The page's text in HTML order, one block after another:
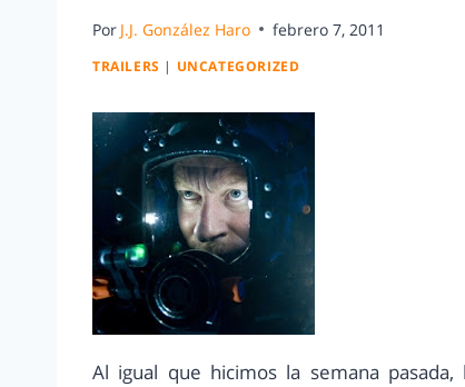
Por J.J. González Haro febrero 7, 2011
TRAILERS | UNCATEGORIZED
Al igual que hicimos la semana